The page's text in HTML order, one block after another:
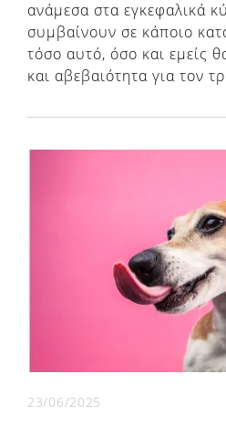
ανάμεσα στα εγκεφαλικά
συμβαίνουν σε κάποιο
τόσο αυτό, όσο και εμείς
και αβεβαιότητα για τον
23/06/2025